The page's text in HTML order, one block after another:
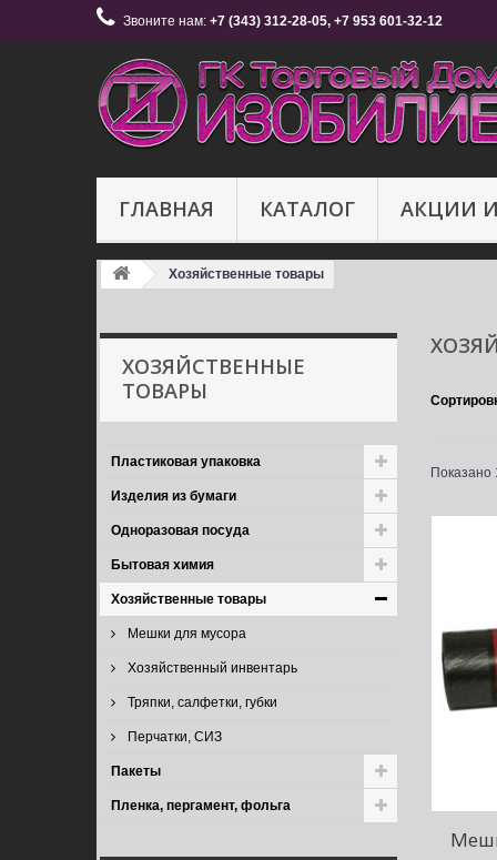
Звоните нам: +7 (343) 312-28-05, +7 953 601-32-12
ГЛАВНАЯ КАТАЛОГ АКЦИИ
Хозяйственные товары
ХОЗЯЙСТВЕННЫЕ
ТОВАРЫ
Пластиковая упаковка
Изделия из бумаги
Одноразовая посуда
Бытовая химия
Хозяйственные товары
Мешки для мусора
Хозяйственный инвентарь
Тряпки, салфетки, губки
Перчатки, СИЗ
Пакеты
Пленка, пергамент, фольга
Показано